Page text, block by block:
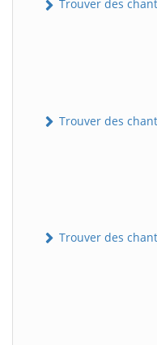
Trouver des
Trouver des
Trouver des